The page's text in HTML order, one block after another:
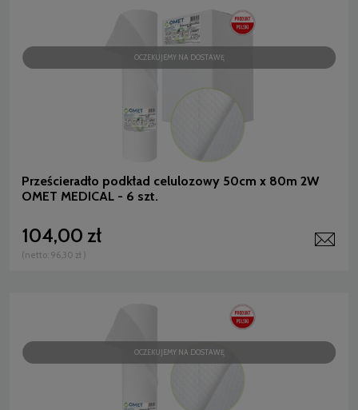
Prześcieradło podkład celulozowy 50cm x 80m 2W
OMET MEDICAL - 6 szt.
104,00 zł
(netto: 96,30 zł )
OCZEKUJEMY NA DOSTAWĘ
OCZEKUJEMY NA DOSTAWĘ